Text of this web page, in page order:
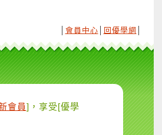
會員中心 回優學網
會員]，享受[優學